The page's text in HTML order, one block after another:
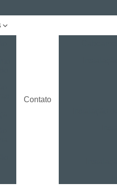
Contato